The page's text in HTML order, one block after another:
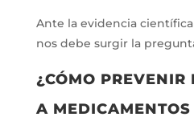
Ante la evidencia
nos debe surgir la
¿CÓMO PREVENIR
A MEDICAMENTOS